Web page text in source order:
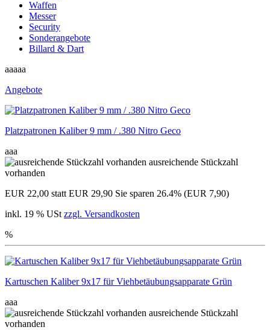
Waffen
Messer
Security
Sonderangebote
Billard & Dart
aaaaa
Angebote
Platzpatronen Kaliber 9 mm / .380 Nitro Geco
aaa
ausreichende Stückzahl
vorhanden
EUR 22,00 statt EUR 29,90 Sie sparen 26.4% (EUR 7,90)
inkl. 19 % USt zzgl. Versandkosten
%
Kartuschen Kaliber 9x17 für Viehbetäubungsapparate Grün
aaa
ausreichende Stückzahl
vorhanden